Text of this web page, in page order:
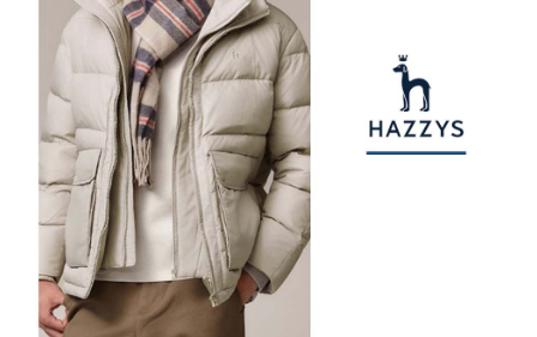
1. 本サービスは「台湾大哥大株式会社」（以下「当社」といいます）によ
って提供され、ユーザーが取引時に本サービスを通じて商品やサービスを
購入できるようにし、店舗が売買／分割払い売買の債権を当社に譲渡した
後、契約に基づいて当社の請求書で帳款を支払うことになります。
2. 「OP Pay Later」を利用する契約関係の目的から、店舗はあなたの個人
情報（名前、電話または住所を含む）を台湾大哥大に提供し、収集、処理
および利用するために、当社があなた本人と分割請求書に必要な情報の確
認、照合および修正を行います。
3. 完全なユーザーサービス規約については、以下のリンクを参照してくだ
https://oppay.tw/userRule
約商品や商品到着日が比較的遅い商品）。そのため、商品到着の有無に関
わらず、AFTEEで指定された期限内にお支払いください。
二、支払い限度額
1.初回 AFTEEを ご利用の際に、認証結果及び当社の審査の結果に基づ
き、限度額が設定されます。
2.決済金額は最低NT$20です。
3.現在、台湾の会員のみご利用いただけます。
三、利用規約「AFTEE代金後払い」（以下当サービスという）はネットプ
ロテクションズ（以下 AFTEE という）が提供し、AFTEEが代金を徴収し
ます。当サービスご利用の際に提供しなければならない個人情報（注文者
の氏名、電話番号、受取人の氏名、電話番号、受取人住所を含むがこれに
限らない）は、AFTEEに渡され当サービスで必要な範囲内で利用されま
す。AFTEEの個人情報の収集、処理、利用について、詳細はAFTEE公式ホ
7-11取貨付款
付款後7-11取貨
送料無料
宅配
送料無料
離島宅配
送料無料